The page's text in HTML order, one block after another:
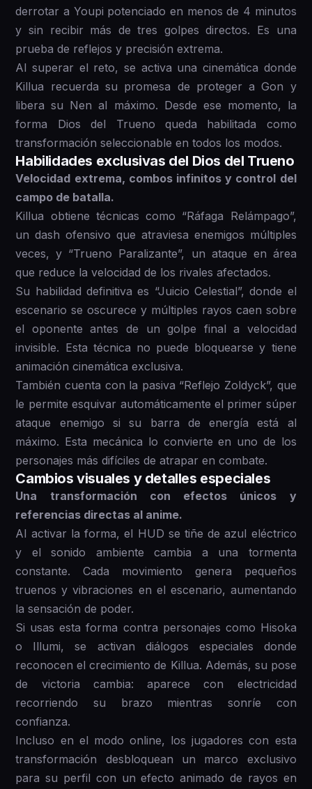
derrotar a Youpi potenciado en menos de 4 minutos
y sin recibir más de tres golpes directos. Es una
prueba de reflejos y precisión extrema.
Al superar el reto, se activa una cinemática donde
Killua recuerda su promesa de proteger a Gon y
libera su Nen al máximo. Desde ese momento, la
forma Dios del Trueno queda habilitada como
transformación seleccionable en todos los modos.
Habilidades exclusivas del Dios del Trueno
Velocidad extrema, combos infinitos y control del
campo de batalla.
Killua obtiene técnicas como “Ráfaga Relámpago”,
un dash ofensivo que atraviesa enemigos múltiples
veces, y “Trueno Paralizante”, un ataque en área
que reduce la velocidad de los rivales afectados.
Su habilidad definitiva es “Juicio Celestial”, donde el
escenario se oscurece y múltiples rayos caen sobre
el oponente antes de un golpe final a velocidad
invisible. Esta técnica no puede bloquearse y tiene
animación cinemática exclusiva.
También cuenta con la pasiva “Reflejo Zoldyck”, que
le permite esquivar automáticamente el primer súper
ataque enemigo si su barra de energía está al
máximo. Esta mecánica lo convierte en uno de los
personajes más difíciles de atrapar en combate.
Cambios visuales y detalles especiales
Una transformación con efectos únicos y
referencias directas al anime.
Al activar la forma, el HUD se tiñe de azul eléctrico
y el sonido ambiente cambia a una tormenta
constante. Cada movimiento genera pequeños
truenos y vibraciones en el escenario, aumentando
la sensación de poder.
Si usas esta forma contra personajes como Hisoka
o Illumi, se activan diálogos especiales donde
reconocen el crecimiento de Killua. Además, su pose
de victoria cambia: aparece con electricidad
recorriendo su brazo mientras sonríe con
confianza.
Incluso en el modo online, los jugadores con esta
transformación desbloquean un marco exclusivo
para su perfil con un efecto animado de rayos en